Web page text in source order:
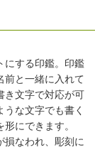
にする印鑑。印鑑
前と一緒に入れて
き文字で対応が可
な文字でも書く
にできます。
損なわれ、彫刻に